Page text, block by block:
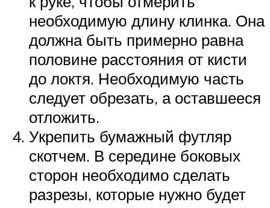
необходимую длину клинка. Она
должна быть примерно равна
половине расстояния от кисти
до локтя. Необходимую часть
следует обрезать, а оставшееся
отложить.
Укрепить бумажный футляр
скотчем. В середине боковых
сторон необходимо сделать
разрезы, которые нужно будет